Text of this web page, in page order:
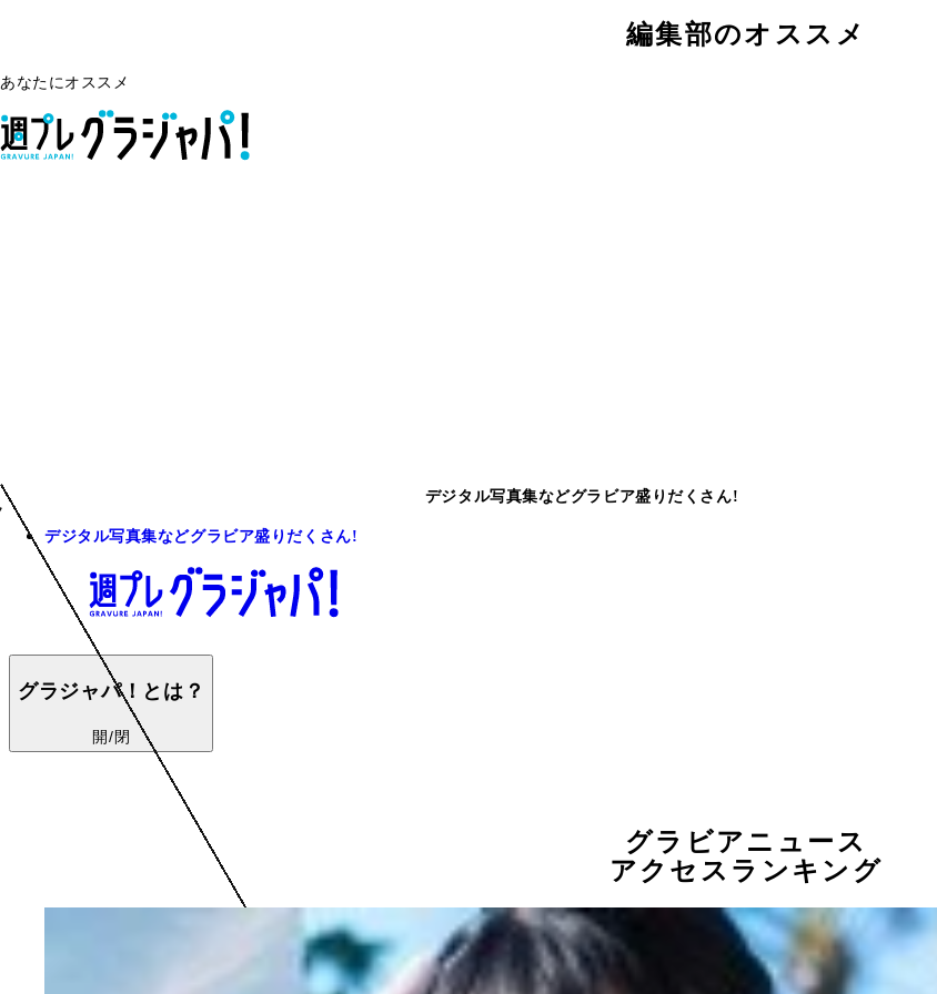
編集部のオススメ
あなたにオススメ
デジタル写真集などグラビア盛りだくさん!
デジタル写真集などグラビア盛りだくさん!
グラジャパ！とは？
開/閉
グラビアニュース
アクセスランキング